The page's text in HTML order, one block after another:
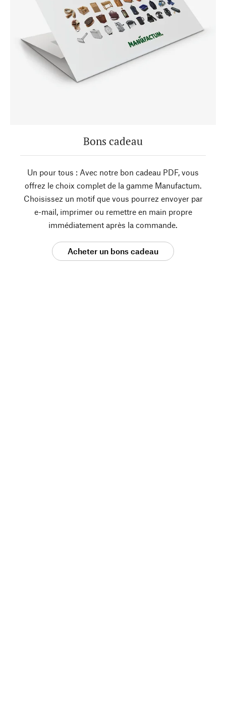
Bons cadeau
Un pour tous : Avec notre bon cadeau PDF, vous
offrez le choix complet de la gamme Manufactum.
Choisissez un motif que vous pourrez envoyer par
e-mail, imprimer ou remettre en main propre
immédiatement après la commande.
Acheter un bons cadeau